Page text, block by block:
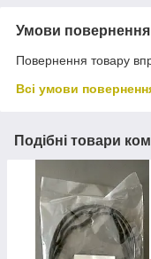
Умови повернення
Повернення товару
Всі умови
Подібні товари